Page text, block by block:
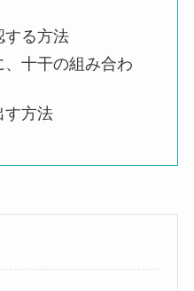
する方法
十干の組み合わ
す方法